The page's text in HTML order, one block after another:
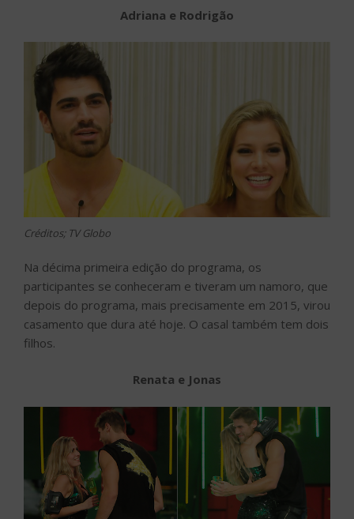
Adriana e Rodrigão
Créditos; TV Globo
Na décima primeira edição do programa, os
participantes se conheceram e tiveram um namoro, que
depois do programa, mais precisamente em 2015, virou
casamento que dura até hoje. O casal também tem dois
filhos.
Renata e Jonas